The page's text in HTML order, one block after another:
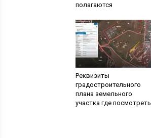
полагаются
Реквизиты
градостроительного
плана земельного
участка где посмотреть